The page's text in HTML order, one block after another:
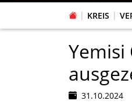
KREIS
Yemisi
31.10.2024